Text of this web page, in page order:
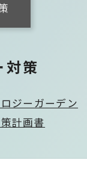
対策
ジーガーデン
計画書